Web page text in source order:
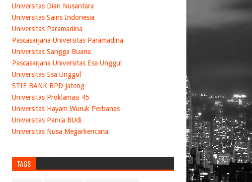
Universitas Dian Nusantara
Universitas Sains Indonesia
Universitas Paramadina
Pascasarjana Universitas Paramadina
Universitas Sangga Buana
Pascasarjana Universitas Esa Unggul
Universitas Esa Unggul
STIE BANK BPD Jateng
Universitas Proklamasi 45
Universitas Hayam Wuruk Perbanas
Universitas Panca BUdi
Universitas Nusa Megarkencana
TAGS